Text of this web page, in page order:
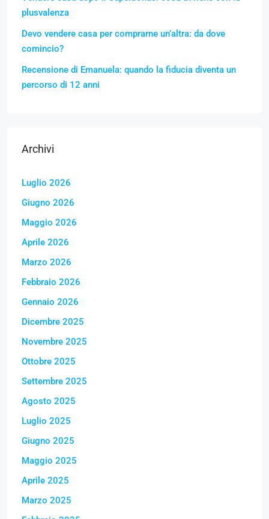
plusvalenza
Devo vendere casa per comprarne un’altra: da dove
comincio?
Recensione di Emanuela: quando la fiducia diventa un
percorso di 12 anni
Archivi
Luglio 2026
Giugno 2026
Maggio 2026
Aprile 2026
Marzo 2026
Febbraio 2026
Gennaio 2026
Dicembre 2025
Novembre 2025
Ottobre 2025
Settembre 2025
Agosto 2025
Luglio 2025
Giugno 2025
Maggio 2025
Aprile 2025
Marzo 2025